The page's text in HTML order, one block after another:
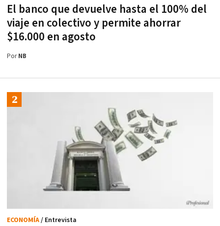
El banco que devuelve hasta el 100% del
viaje en colectivo y permite ahorrar
$16.000 en agosto
PorNB
ECONOMÍA/ Entrevista